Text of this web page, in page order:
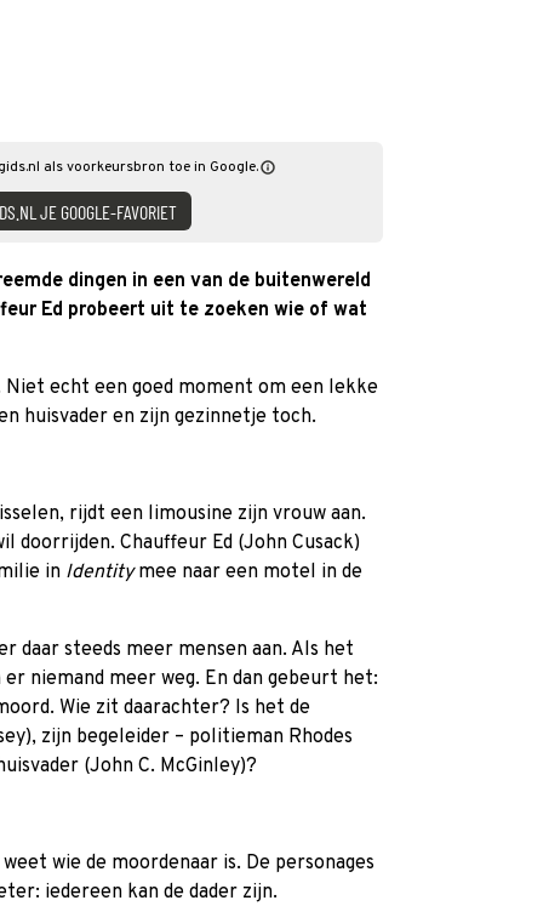
als voorkeursbron toe in Google.
JE GOOGLE-FAVORIET
dingen in een van de buitenwereld
Ed probeert uit te zoeken wie of wat
echt een goed moment om een lekke
huisvader en zijn gezinnetje toch.
rijdt een limousine zijn vrouw aan.
doorrijden. Chauffeur Ed (John Cusack)
in Identitymee naar een motel in de
daar steeds meer mensen aan. Als het
niemand meer weg. En dan gebeurt het:
Wie zit daarachter? Is het de
zijn begeleider – politieman Rhodes
(John C. McGinley)?
wie de moordenaar is. De personages
iedereen kan de dader zijn.